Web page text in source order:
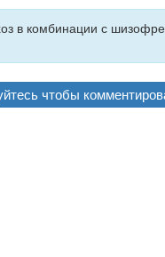
в комбинации с
чтобы